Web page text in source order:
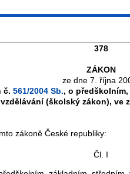
378
ZÁKON
ze dne 7. října
č. 561/2004 Sb., o
(školský zákon), ve
zákoně České republiky:
Čl. I